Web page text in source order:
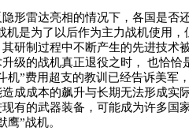
雷达亮相的情况下，各国是否
机是为了以后作为主力战机使用
研制过程中不断产生的先进技术
级的战机真正退役之时， 也恰恰
机”费用超支的教训已经告诉美军
成成本的飙升与长期无法形成实
有的武器装备，可能成为许多国
鹰”战机。